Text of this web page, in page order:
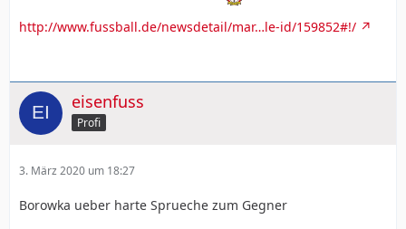
http://www.fussball.de/newsdetail/mar…le-id/159852#!/
eisenfuss
Profi
3. März 2020 um 18:27
Borowka ueber harte Sprueche zum Gegner